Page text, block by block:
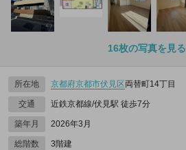
16枚の写真を見る
所在地 京都府京都市伏見区両替町14丁目
交通 近鉄京都線/伏見駅 徒歩7分
築年月 2026年3月
総階数 3階建